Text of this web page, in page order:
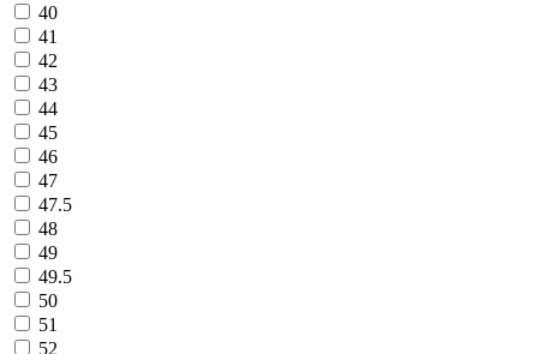
40
41
42
43
44
45
46
47
47.5
48
49
49.5
50
51
52